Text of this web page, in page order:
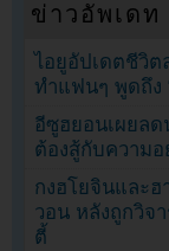
ข่าวอัพเดท
ไอยูอัปเดตชีวิ
ทำแฟนๆ พูดถึง
อีซูฮยอนเผยล
ต้องสู้กับความอ
กงฮโยจินและฮ
วอน หลังถูกวิจ
ตี้